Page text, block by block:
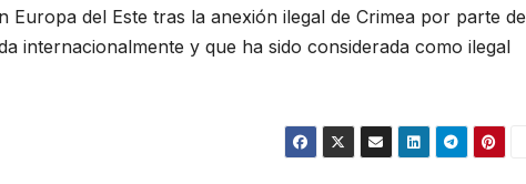
del Este tras la anexión ilegal de Crimea por parte de
internacionalmente y que ha sido considerada como ilegal